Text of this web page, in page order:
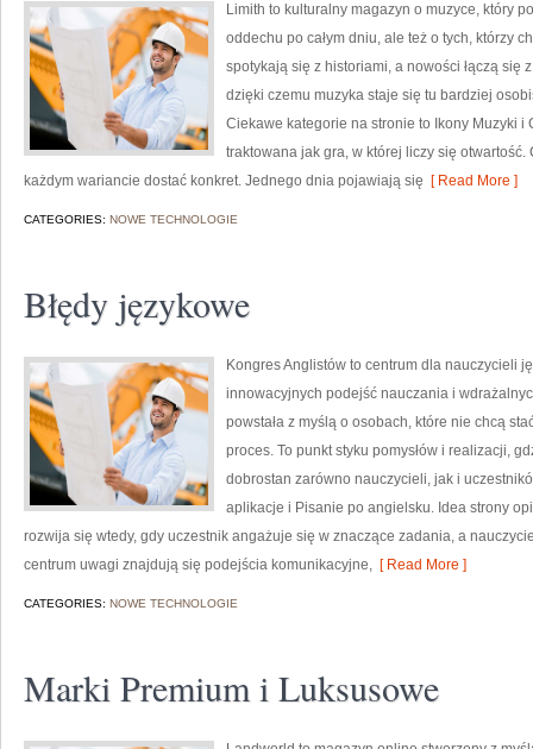
Limith to kulturalny magazyn o muzyce, który
oddechu po całym dniu, ale też o tych, którzy
spotykają się z historiami, a nowości łączą się
dzięki czemu muzyka staje się tu bardziej
Ciekawe kategorie na stronie to Ikony Muzyki
traktowana jak gra, w której liczy się otwartość.
każdym wariancie dostać konkret. Jednego dnia pojawiają się [ Read More ]
CATEGORIES: NOWE TECHNOLOGIE
Błędy językowe
Kongres Anglistów to centrum dla nauczycieli
innowacyjnych podejść nauczania i
powstała z myślą o osobach, które nie chcą
proces. To punkt styku pomysłów i realizacji,
dobrostan zarówno nauczycieli, jak i
aplikacje i Pisanie po angielsku. Idea strony
rozwija się wtedy, gdy uczestnik angażuje się w znaczące zadania, a
centrum uwagi znajdują się podejścia komunikacyjne, [ Read More ]
CATEGORIES: NOWE TECHNOLOGIE
Marki Premium i Luksusowe